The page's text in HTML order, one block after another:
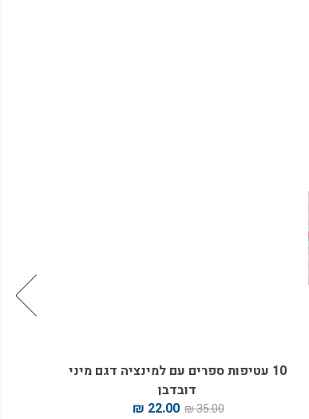
10 עטיפות ספרים עם למינציה דגם מיני
דובדבן
35.00 ₪
22.00 ₪